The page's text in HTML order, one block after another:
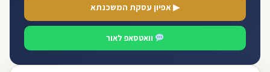
▶ אפיון עסקת המשכנתא
וואטסאפ לאור